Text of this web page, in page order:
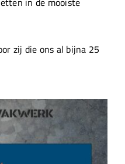
zij die ons al bijna 25